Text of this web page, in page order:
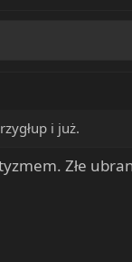
i już.
Złe